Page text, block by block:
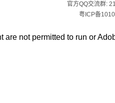
官方QQ交流群:
粤ICP备
are not permitted to run or